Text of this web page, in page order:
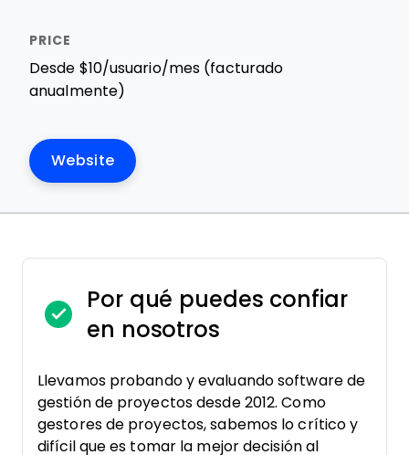
Desde $10/usuario/mes (facturado
anualmente)
Website
Por qué puedes confiar
en nosotros
Llevamos probando y evaluando software de
gestión de proyectos desde 2012. Como
gestores de proyectos, sabemos lo crítico y
difícil que es tomar la mejor decisión al